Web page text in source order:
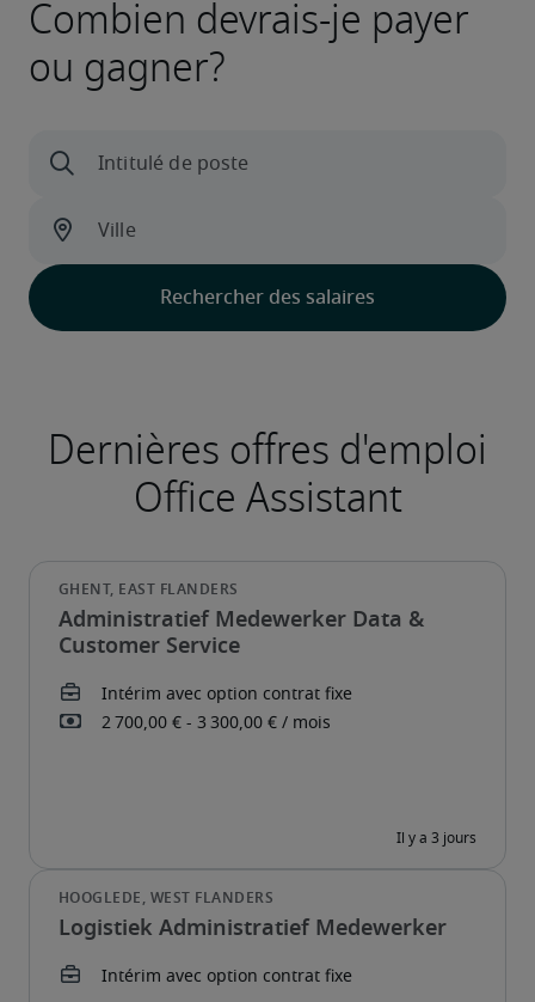
Combien devrais-je payer
ou gagner?
Administratief Medewerker Data &
Customer Service
Logistiek Administratief Medewerker